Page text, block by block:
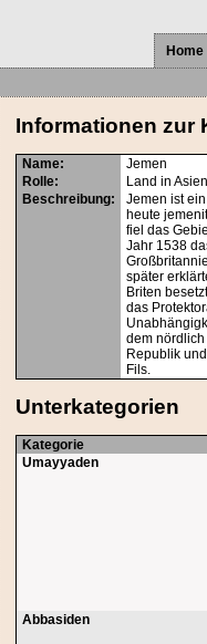
Home
Informationen zur
Name:
Jemen
Rolle:
Land in Asien
Beschreibung:
Jemen ist
heute
fiel das
Jahr 1538
später
Briten
das
dem
Republik
Fils.
Unterkategorien
Kategorie
Umayyaden
Abbasiden